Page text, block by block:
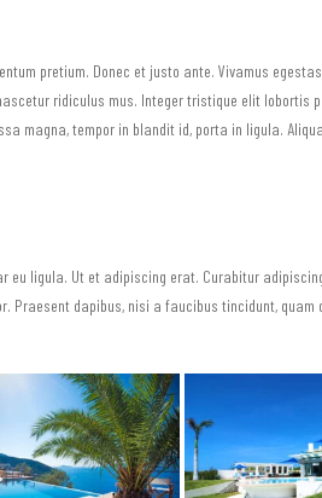
pretium. Donec et justo ante. Vivamus
ridiculus mus. Integer tristique elit lobortis
magna, tempor in blandit id, porta in ligula.
eu ligula. Ut et adipiscing erat. Curabitur
Praesent dapibus, nisi a faucibus tincidunt, quam